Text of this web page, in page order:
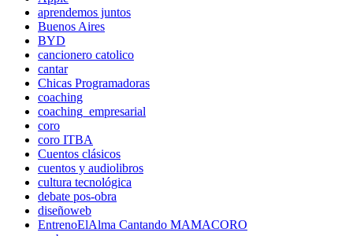
aprendemos juntos
Buenos Aires
BYD
cancionero catolico
cantar
Chicas Programadoras
coaching
coaching_empresarial
coro
coro ITBA
Cuentos clásicos
cuentos y audiolibros
cultura tecnológica
debate pos-obra
diseñoweb
EntrenoElAlma Cantando MAMACORO